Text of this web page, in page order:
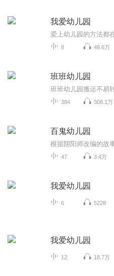
我爱幼儿园
爱上幼儿园的方法都
8 46.6万
班班幼儿园
384 308.1万
百鬼幼儿园
47 3.4万
我爱幼儿园
6 5228
我爱幼儿园
12 18.7万